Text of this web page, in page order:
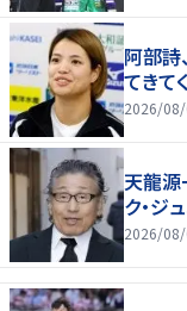
阿部詩
てきて
2026/
天龍源
ク・ジ
2026/